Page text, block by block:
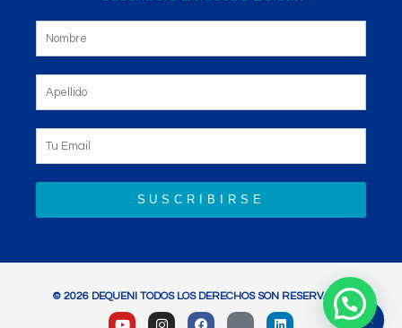
SUSCRIBIRSE
© 2026 DEQUENI TODOS LOS DERECHOS SON RESERVADOS